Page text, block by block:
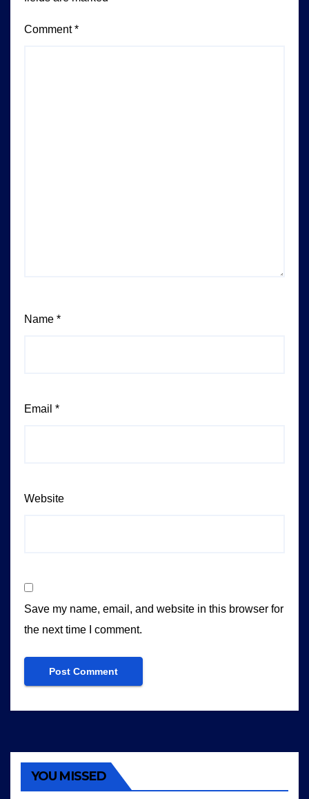
Comment*
Name *
Email *
Website
Save my name, email, and website in this browser for
the next time I comment.
YOU MISSED